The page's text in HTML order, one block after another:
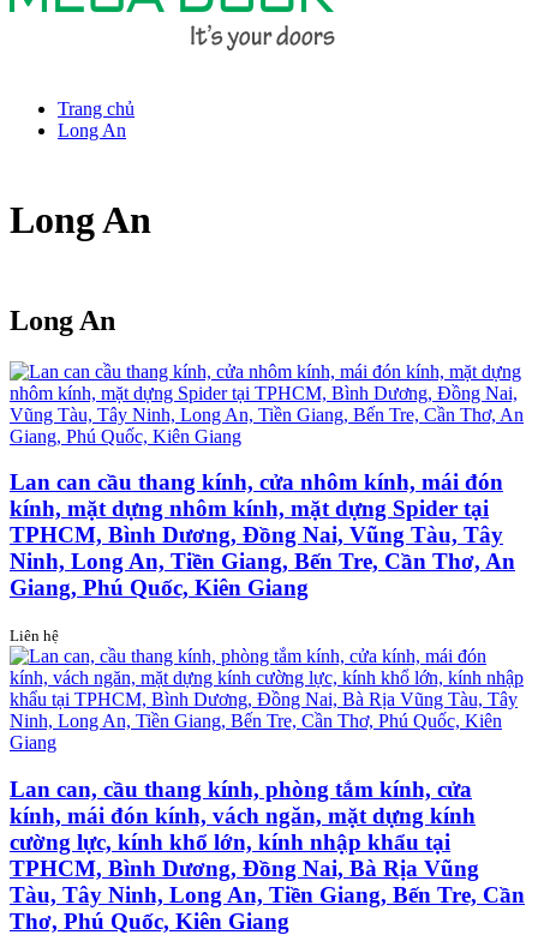
Trang chủ
Long An
Long An
Long An
Lan can cầu thang kính, cửa nhôm kính, mái đón
kính, mặt dựng nhôm kính, mặt dựng Spider tại
TPHCM, Bình Dương, Đồng Nai, Vũng Tàu, Tây
Ninh, Long An, Tiền Giang, Bến Tre, Cần Thơ, An
Giang, Phú Quốc, Kiên Giang
Liên hệ
Lan can, cầu thang kính, phòng tắm kính, cửa
kính, mái đón kính, vách ngăn, mặt dựng kính
cường lực, kính khổ lớn, kính nhập khẩu tại
TPHCM, Bình Dương, Đồng Nai, Bà Rịa Vũng
Tàu, Tây Ninh, Long An, Tiền Giang, Bến Tre, Cần
Thơ, Phú Quốc, Kiên Giang